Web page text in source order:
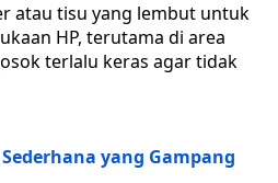
atau tisu yang lembut untuk
HP, terutama di area
terlalu keras agar tidak
yang Gampang